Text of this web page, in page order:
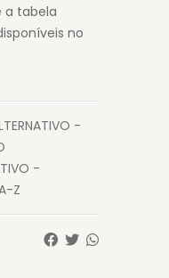
a tabela
no
-
-
Z